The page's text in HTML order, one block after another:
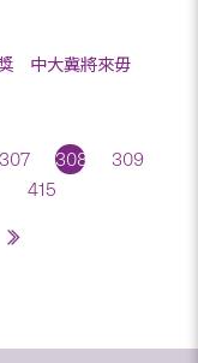
中大冀將來毋
307 308
309
415